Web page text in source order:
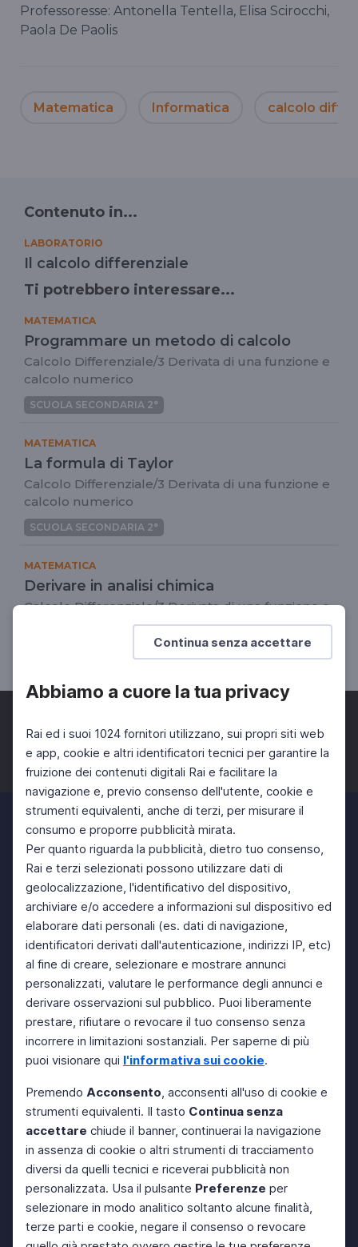
Continua senza accettare
Abbiamo a cuore la tua privacy
Rai ed i suoi 1024 fornitori utilizzano, sui propri siti web
e app, cookie e altri identificatori tecnici per garantire la
fruizione dei contenuti digitali Rai e facilitare la
navigazione e, previo consenso dell'utente, cookie e
strumenti equivalenti, anche di terzi, per misurare il
consumo e proporre pubblicità mirata.
Per quanto riguarda la pubblicità, dietro tuo consenso,
Rai e terzi selezionati possono utilizzare dati di
geolocalizzazione, l'identificativo del dispositivo,
archiviare e/o accedere a informazioni sul dispositivo ed
elaborare dati personali (es. dati di navigazione,
identificatori derivati dall'autenticazione, indirizzi IP, etc)
al fine di creare, selezionare e mostrare annunci
personalizzati, valutare le performance degli annunci e
derivare osservazioni sul pubblico. Puoi liberamente
prestare, rifiutare o revocare il tuo consenso senza
incorrere in limitazioni sostanziali. Per saperne di più
puoi visionare qui l'informativa sui cookie.
Premendo Acconsento, acconsenti all'uso di cookie e
strumenti equivalenti. Il tasto Continua senza
accettare chiude il banner, continuerai la navigazione
in assenza di cookie o altri strumenti di tracciamento
diversi da quelli tecnici e riceverai pubblicità non
personalizzata. Usa il pulsante Preferenze per
selezionare in modo analitico soltanto alcune finalità,
terze parti e cookie, negare il consenso o revocare
Professoresse: Antonella Tentella, Elisa Scirocchi,
Paola De Paolis
Matematica Informatica calcolo
Contenuto in...
LABORATORIO
Il calcolo differenziale
Ti potrebbero interessare...
MATEMATICA
Programmare un metodo di calcolo
Calcolo Differenziale/3 Derivata di una funzione e
calcolo numerico
SCUOLA SECONDARIA 2°
MATEMATICA
La formula di Taylor
Calcolo Differenziale/3 Derivata di una funzione e
calcolo numerico
SCUOLA SECONDARIA 2°
MATEMATICA
Derivare in analisi chimica
Calcolo Differenziale/3 Derivata di una funzione e
calcolo numerico
SCUOLA SECONDARIA 2°
Facebook Twitter Instagram